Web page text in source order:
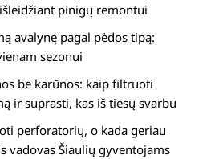
pinigų remontui
avalynę pagal pėdos tipą:
sezonui
be karūnos: kaip filtruoti
ir suprasti, kas iš tiesų svarbu
perforatorių, o kada geriau
vadovas Šiaulių gyventojams